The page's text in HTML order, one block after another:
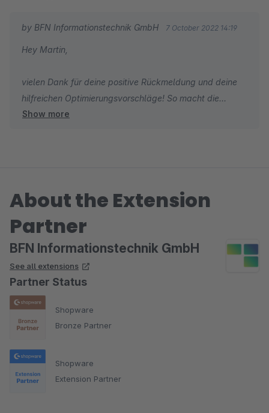
App zurück.
Beste Grüße,
Michael
by BFN Informationstechnik GmbH 7 October 2022 14:19
Hey Martin,
vielen Dank für deine positive Rückmeldung und deine
hilfreichen Optimierungsvorschläge! So macht die
Community spaß!
Michael
Show more
About the Extension
Partner
BFN Informationstechnik GmbH
See all extensions
Partner Status
Shopware
Bronze Partner
Shopware
Extension Partner